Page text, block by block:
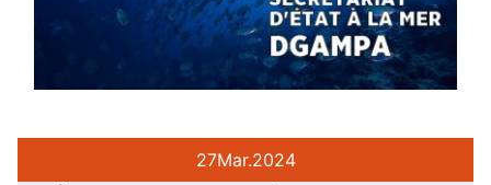
27Mar.2024